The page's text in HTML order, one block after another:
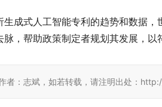
式人工智能专利的趋势和数据，
，帮助政策制定者规划其发展，以
者：志斌，如若转载，请注明出处：